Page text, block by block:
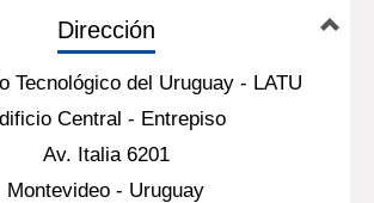
Dirección
Tecnológico del Uruguay - LATU
Central - Entrepiso
Av. Italia 6201
Montevideo - Uruguay